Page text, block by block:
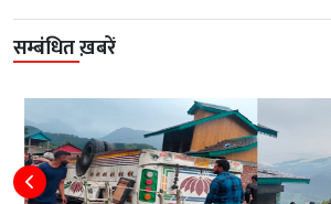
सम्बंधित ख़बरें